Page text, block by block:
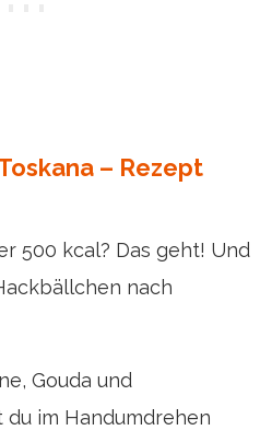
– Rezept
500 kcal? Das geht! Und
nach
Gouda und
im Handumdrehen